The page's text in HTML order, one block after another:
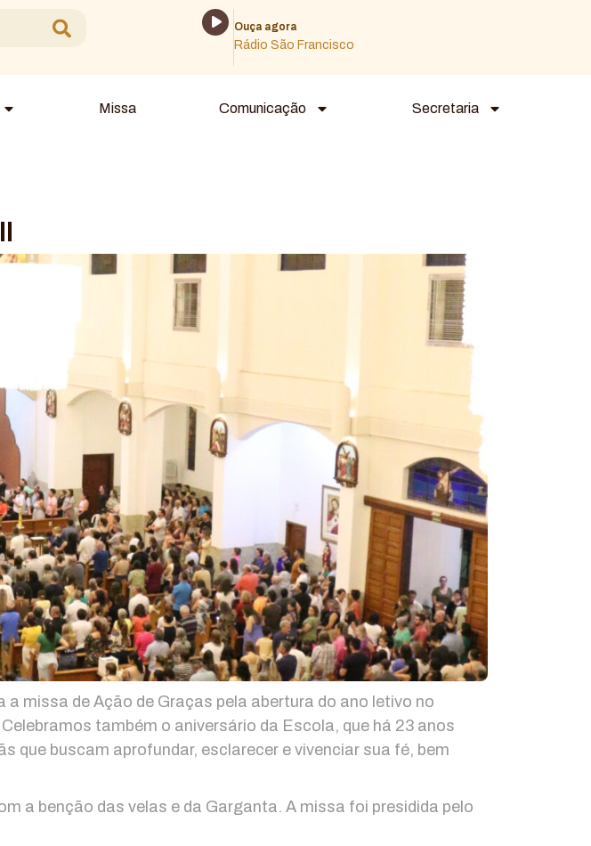
Tocador
áudio
Ouça agora
Rádio São Francisco
Missa Comunicação Secretaria
missa de Ação de Graças pela abertura do ano letivo no
também o aniversário da Escola, que há 23 anos
buscam aprofundar, esclarecer e vivenciar sua fé, bem
a benção das velas e da Garganta. A missa foi presidida pelo